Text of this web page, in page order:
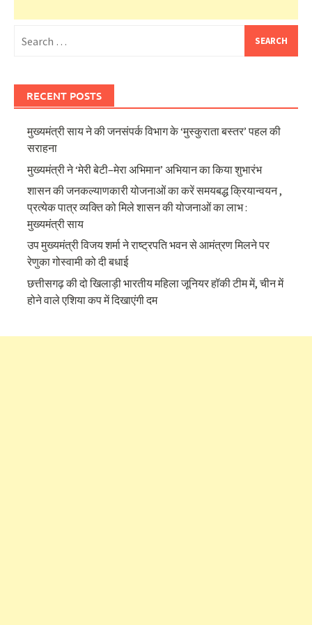
for:
RECENT POSTS
मुख्यमंत्री साय ने की जनसंपर्क विभाग के ‘मुस्कुराता बस्तर’ पहल की
सराहना
मुख्यमंत्री ने ‘मेरी बेटी–मेरा अभिमान’ अभियान का किया शुभारंभ
शासन की जनकल्याणकारी योजनाओं का करें समयबद्ध क्रियान्वयन ,
प्रत्येक पात्र व्यक्ति को मिले शासन की योजनाओं का लाभ :
मुख्यमंत्री साय
उप मुख्यमंत्री विजय शर्मा ने राष्ट्रपति भवन से आमंत्रण मिलने पर
रेणुका गोस्वामी को दी बधाई
छत्तीसगढ़ की दो खिलाड़ी भारतीय महिला जूनियर हॉकी टीम में, चीन में
होने वाले एशिया कप में दिखाएंगी दम